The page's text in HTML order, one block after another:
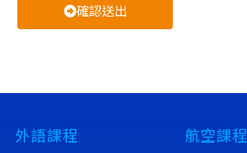
確認送出
外語課程 航空課程